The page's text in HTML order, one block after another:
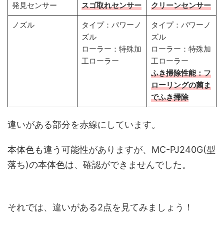
発見センサー スゴ取れセンサー クリーンセンサー
ノズル
タイプ：パワーノ
ズル
ローラー：特殊加
工ローラー
タイプ：パワーノ
ズル
ローラー：特殊加
工ローラー
ふき掃除性能：フ
ローリングの菌ま
でふき掃除
違いがある部分を赤線にしています。
本体色も違う可能性がありますが、MC-PJ240G(型
落ち)の本体色は、確認ができませんでした。
それでは、違いがある2点を見てみましょう！